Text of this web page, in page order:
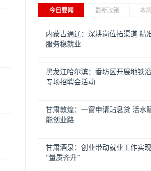
今日要闻 最新政策 本
内蒙古通辽：深耕岗位拓渠道 精
服务稳就业
黑龙江哈尔滨：香坊区开展地铁
专场招聘会活动
甘肃敦煌：一窗申请贴息贷 活水
能创业路
甘肃酒泉：创业带动就业工作实现
“量质齐升”